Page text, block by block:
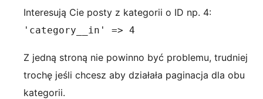
Interesują Cie posty z kategorii o ID np. 4:
'category__in' => 4
Z jedną stroną nie powinno być problemu, trudniej
trochę jeśli chcesz aby działała paginacja dla obu
kategorii.